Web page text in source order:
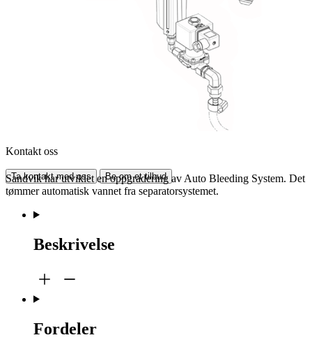
Kontakt oss
Ta kontakt med oss Be om et tilbud
Sandvik har utviklet en oppgradering av Auto Bleeding System. Det
tømmer automatisk vannet fra separatorsystemet.
Beskrivelse
Fordeler